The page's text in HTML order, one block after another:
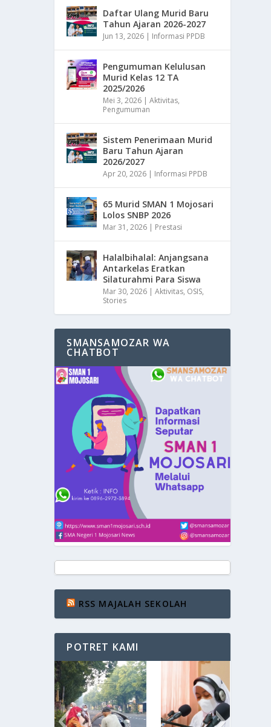
Daftar Ulang Murid Baru
Tahun Ajaran 2026-2027
Jun 13, 2026 | Informasi PPDB
Pengumuman Kelulusan
Murid Kelas 12 TA
2025/2026
Mei 3, 2026 |Aktivitas,
Pengumuman
Sistem Penerimaan Murid
Baru Tahun Ajaran
2026/2027
Apr 20, 2026 | Informasi PPDB
65 Murid SMAN 1 Mojosari
Lolos SNBP 2026
Mar 31, 2026 | Prestasi
Halalbihalal: Anjangsana
Antarkelas Eratkan
Silaturahmi Para Siswa
Mar 30, 2026 |Aktivitas, OSIS,
Stories
SMANSAMOZAR WA
CHATBOT
RSS MAJALAH SEKOLAH
POTRET KAMI